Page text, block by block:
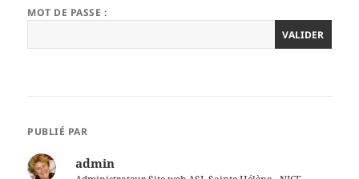
MOT DE PASSE :
PUBLIÉ PAR
admin